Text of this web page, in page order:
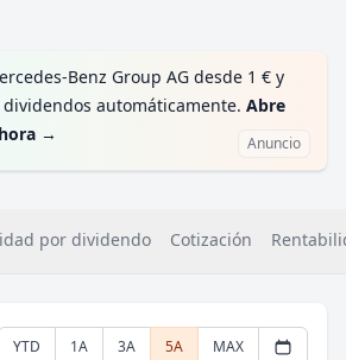
Benz Group AG desde 1 € y
automáticamente. Abre
→ Anuncio
por dividendo Cotización
YTD 1A 3A 5A MAX